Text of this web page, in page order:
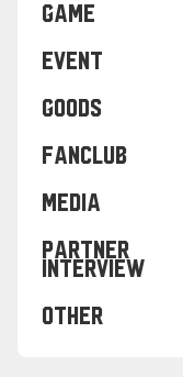
GAME
EVENT
GOODS
FANCLUB
MEDIA
PARTNER
INTERVIEW
OTHER